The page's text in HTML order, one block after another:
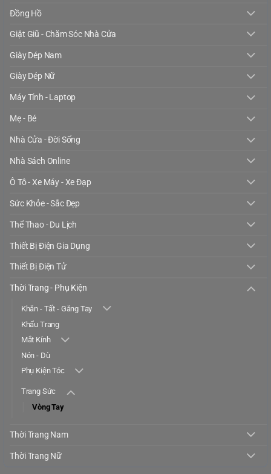
Đồng Hồ
Giặt Giũ - Chăm Sóc Nhà Cửa
Giày Dép Nam
Giày Dép Nữ
Máy Tính - Laptop
Mẹ - Bé
Nhà Cửa - Đời Sống
Nhà Sách Online
Ô Tô - Xe Máy - Xe Đạp
Sức Khỏe - Sắc Đẹp
Thể Thao - Du Lịch
Thiết Bị Điện Gia Dụng
Thiết Bị Điện Tử
Thời Trang - Phụ Kiện
Khăn - Tất - Găng Tay
Khẩu Trang
Mắt Kính
Nón - Dù
Phụ Kiện Tóc
Trang Sức
Vòng Tay
Thời Trang Nam
Thời Trang Nữ